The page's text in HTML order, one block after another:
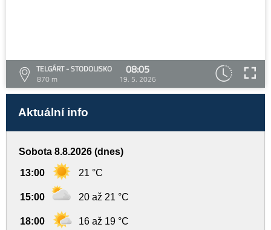
TELGÁRT - STODOLISKO
870 m
08:05
19. 5. 2026
Aktuální info
Sobota 8.8.2026 (dnes)
13:00 21 °C
15:00 20 až 21 °C
18:00 16 až 19 °C